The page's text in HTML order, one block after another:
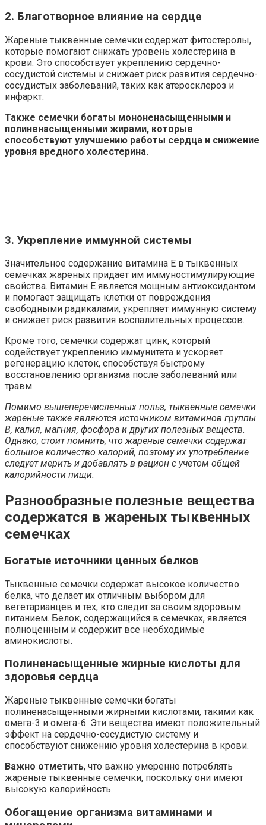
2. Благотворное влияние на сердце
Жареные тыквенные семечки содержат фитостеролы,
которые помогают снижать уровень холестерина в
крови. Это способствует укреплению сердечно-
сосудистой системы и снижает риск развития сердечно-
сосудистых заболеваний, таких как атеросклероз и
инфаркт.
Также семечки богаты мононенасыщенными и
полиненасыщенными жирами, которые
способствуют улучшению работы сердца и снижение
уровня вредного холестерина.
3. Укрепление иммунной системы
Значительное содержание витамина Е в тыквенных
семечках жареных придает им иммуностимулирующие
свойства. Витамин Е является мощным антиоксидантом
и помогает защищать клетки от повреждения
свободными радикалами, укрепляет иммунную систему
и снижает риск развития воспалительных процессов.
Кроме того, семечки содержат цинк, который
содействует укреплению иммунитета и ускоряет
регенерацию клеток, способствуя быстрому
восстановлению организма после заболеваний или
травм.
Помимо вышеперечисленных польз, тыквенные семечки
жареные также являются источником витаминов группы
В, калия, магния, фосфора и других полезных веществ.
Однако, стоит помнить, что жареные семечки содержат
большое количество калорий, поэтому их употребление
следует мерить и добавлять в рацион с учетом общей
калорийности пищи.
Разнообразные полезные вещества
содержатся в жареных тыквенных
семечках
Богатые источники ценных белков
Тыквенные семечки содержат высокое количество
белка, что делает их отличным выбором для
вегетарианцев и тех, кто следит за своим здоровым
питанием. Белок, содержащийся в семечках, является
полноценным и содержит все необходимые
аминокислоты.
Полиненасыщенные жирные кислоты для
здоровья сердца
Жареные тыквенные семечки богаты
полиненасыщенными жирными кислотами, такими как
омега-3 и омега-6. Эти вещества имеют положительный
эффект на сердечно-сосудистую систему и
способствуют снижению уровня холестерина в крови.
Важно отметить, что важно умеренно потреблять
жареные тыквенные семечки, поскольку они имеют
высокую калорийность.
Обогащение организма витаминами и